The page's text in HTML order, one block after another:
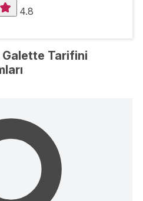
4.8
Galette Tarifini